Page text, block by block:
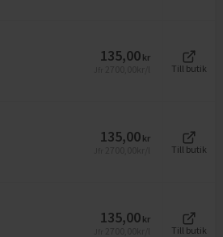
135,00 kr
Till butik
135,00 kr
Till butik
135,00 kr
Till butik